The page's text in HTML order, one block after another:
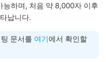
능하며, 처음 약 8,000자 이후
납니다.
문서를 여기에서 확인할